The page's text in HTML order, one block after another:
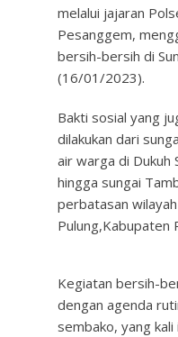
melalui jajaran
Pesanggem,
bersih-bersih di
(16/01/2023).
Bakti sosial yang
dilakukan dari
air warga di Dukuh
hingga sungai
perbatasan
Pulung,Kabupaten
Kegiatan bersih-
dengan agenda
sembako, yang